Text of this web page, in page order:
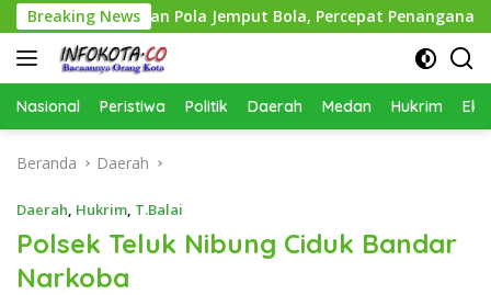
Langsung
ke
konten
Breaking News
Terapkan Pola Jemput Bola, Percepat Penanganan
Nasional Peristiwa Politik Daerah Medan Hukrim
Beranda Daerah
Daerah, Hukrim, T.Balai
Polsek Teluk Nibung Ciduk Bandar
Narkoba